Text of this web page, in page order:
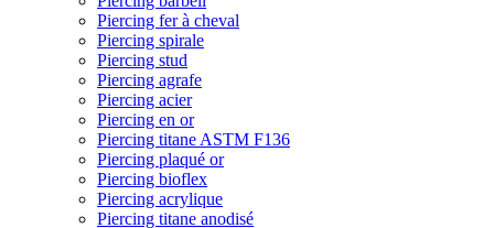
Piercing fer à cheval
Piercing spirale
Piercing stud
Piercing agrafe
Piercing acier
Piercing en or
Piercing titane ASTM F136
Piercing plaqué or
Piercing bioflex
Piercing acrylique
Piercing titane anodisé